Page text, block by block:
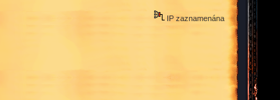
IP zaznamenána